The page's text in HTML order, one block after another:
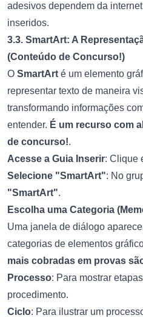
adesivos dependem da
inseridos.
3.3. SmartArt: A
(Conteúdo de Concurso!)
O SmartArt é um elemento
representar texto de maneira
transformando informações
entender. É um recurso com
de concurso!.
Acesse a Guia Inserir: Clique
Selecione "SmartArt": No
"SmartArt".
Escolha uma Categoria
Uma janela de diálogo
categorias de elementos
mais cobradas em provas
Processo: Para mostrar
procedimento.
Ciclo: Para ilustrar um